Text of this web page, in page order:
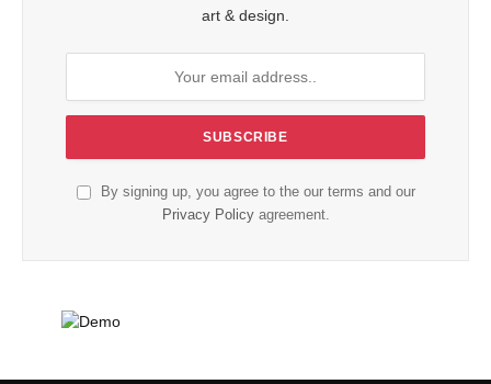
art & design.
By signing up, you agree to the our terms and our
Privacy Policyagreement.